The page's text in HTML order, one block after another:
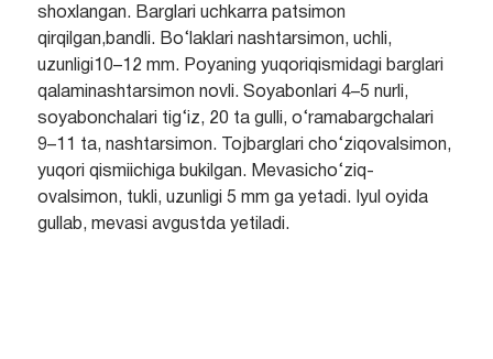
shoxlangan. Barglari uchkarra patsimon
qirqilgan,bandli. Bo‘laklari nashtarsimon, uchli,
uzunligi10–12 mm. Poyaning yuqoriqismidagi barglari
qalaminashtarsimon novli. Soyabonlari 4–5 nurli,
soyabonchalari tig‘iz, 20 ta gulli, o‘ramabargchalari
9–11 ta, nashtarsimon. Tojbarglari cho‘ziqovalsimon,
yuqori qismiichiga bukilgan. Mevasicho‘ziq-
ovalsimon, tukli, uzunligi 5 mm ga yetadi. Iyul oyida
gullab, mevasi avgustda yetiladi.